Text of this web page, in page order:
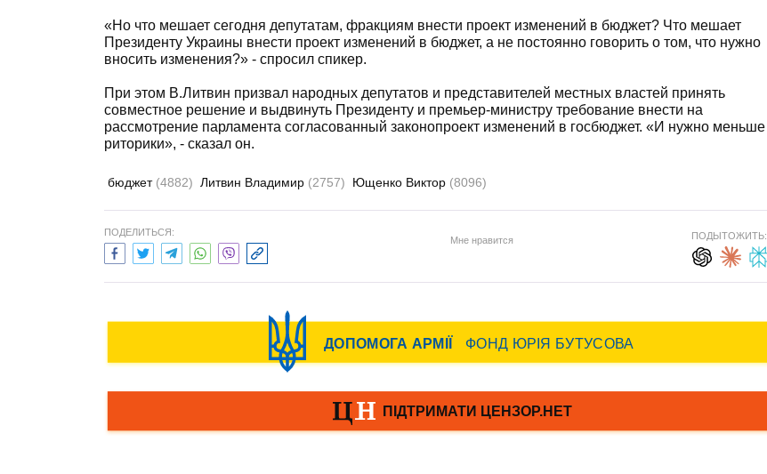
«Но что мешает сегодня депутатам, фракциям внести проект изменений в бюджет? Что мешает
Президенту Украины внести проект изменений в бюджет, а не постоянно говорить о том, что нужно
вносить изменения?» - спросил спикер.
При этом В.Литвин призвал народных депутатов и представителей местных властей принять
совместное решение и выдвинуть Президенту и премьер-министру требование внести на
рассмотрение парламента согласованный законопроект изменений в госбюджет. «И нужно меньше
риторики», - сказал он.
бюджет (4882) Литвин Владимир (2757) Ющенко Виктор (8096)
ПОДЕЛИТЬСЯ:
Мне нравится ПОДЫТОЖИТЬ: